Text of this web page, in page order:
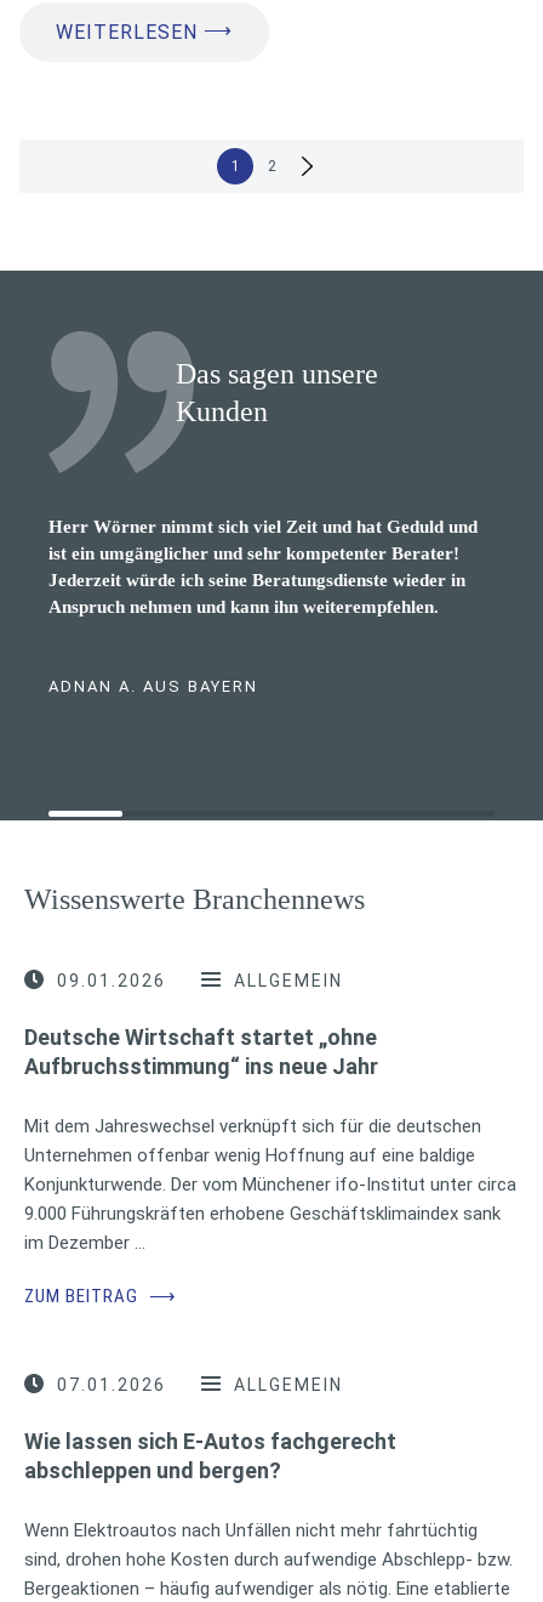
WEITERLESEN ⟶
Seitennummerierung
1 2
Das sagen unsere
Kunden
Herr Wörner nimmt sich viel Zeit und hat Geduld und
ist ein umgänglicher und sehr kompetenter Berater!
Jederzeit würde ich seine Beratungsdienste wieder in
Anspruch nehmen und kann ihn weiterempfehlen.
ADNAN A. AUS BAYERN
sehr netter, verständnisvoller, lustiger, kompetenter
Berater. Würde ichm jedem empfehlen
Wissenswerte Branchennews
09.01.2026 ALLGEMEIN
Deutsche Wirtschaft startet „ohne
Aufbruchsstimmung“ ins neue Jahr
Mit dem Jahreswechsel verknüpft sich für die deutschen
Unternehmen offenbar wenig Hoffnung auf eine baldige
Konjunkturwende. Der vom Münchener ifo-Institut unter circa
9.000 Führungskräften erhobene Geschäftsklimaindex sank
im Dezember …
ZUM BEITRAG ⟶
07.01.2026 ALLGEMEIN
Wie lassen sich E-Autos fachgerecht
abschleppen und bergen?
Wenn Elektroautos nach Unfällen nicht mehr fahrtüchtig
sind, drohen hohe Kosten durch aufwendige Abschlepp- bzw.
Bergeaktionen – häufig aufwendiger als nötig. Eine etablierte